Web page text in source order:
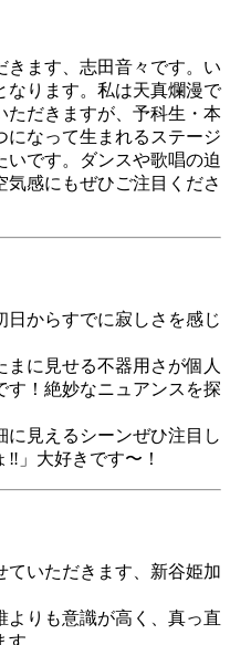
きます、志田音々です。い
なります。私は天真爛漫で
ただきますが、予科生・本
になって生まれるステージ
です。ダンスや歌唱の迫
感にもぜひご注目くださ
日からすでに寂しさを感じ
に見せる不器用さが個人
す！絶妙なニュアンスを探
見えるシーンぜひ注目し
」大好きです〜！
ていただきます、新谷姫加
よりも意識が高く、真っ直